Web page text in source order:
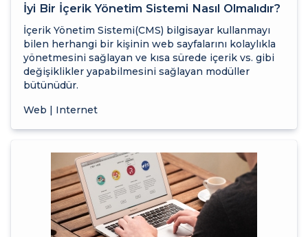
İyi Bir İçerik Yönetim Sistemi Nasıl Olmalıdır?
İçerik Yönetim Sistemi(CMS) bilgisayar kullanmayı
bilen herhangi bir kişinin web sayfalarını kolaylıkla
yönetmesini sağlayan ve kısa sürede içerik vs. gibi
değişiklikler yapabilmesini sağlayan modüller
bütünüdür.
Web | Internet